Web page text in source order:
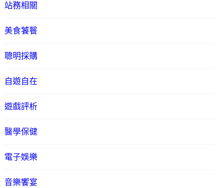
站務相關
美食饕餮
聰明採購
自遊自在
遊戲評析
醫學保健
電子娛樂
音樂饗宴